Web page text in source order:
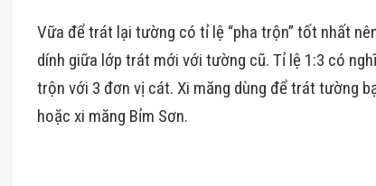
Vữa để trát lại tường có tỉ lệ “pha trộn” tốt nhất
dính giữa lớp trát mới với tường cũ. Tỉ lệ 1:3 có
trộn với 3 đơn vị cát. Xi măng dùng để trát tường
hoặc xi măng Bỉm Sơn.